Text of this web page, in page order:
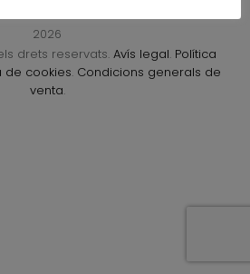
2026
drets reservats. Avís legal. Política
de cookies. Condicions generals de
venta.